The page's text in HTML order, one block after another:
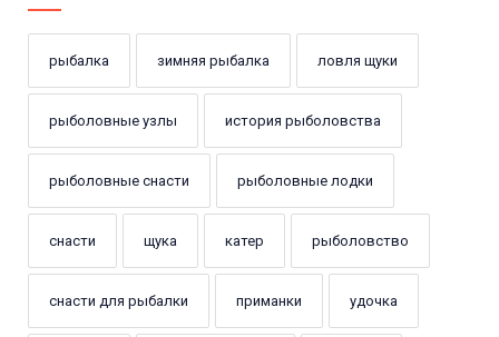
рыбалка зимняя рыбалка ловля щуки
рыболовные узлы история рыболовства
рыболовные снасти рыболовные лодки
снасти щука катер рыболовство
снасти для рыбалки приманки удочка